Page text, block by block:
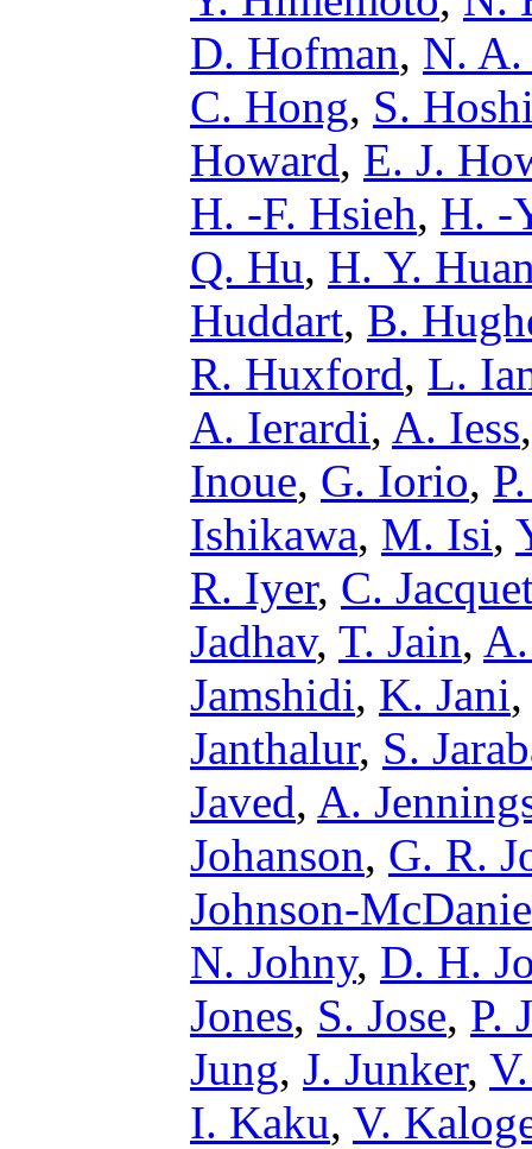
D. Hofman, N.
C. Hong, S.
Howard, E. J.
H. -F. Hsieh, H. -
Q. Hu, H. Y.
Huddart, B.
R. Huxford, L.
A. Ierardi, A. Iess
Inoue, G. Iorio,
Ishikawa, M. Isi,
R. Iyer, C.
Jadhav, T. Jain,
Jamshidi, K. Jani
Janthalur, S.
Javed, A.
Johanson, G. R.
Johnson-
N. Johny, D. H.
Jones, S. Jose, P.
Jung, J. Junker,
I. Kaku, V.